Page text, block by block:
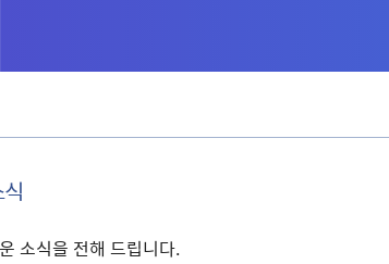
소식을 전해 드립니다.